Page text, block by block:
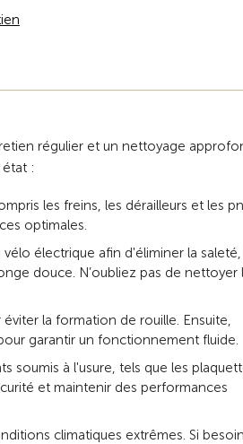
régulier et un nettoyage
:
les freins, les dérailleurs et les
optimales.
électrique afin d'éliminer la saleté,
douce. N’oubliez pas de nettoyer
la formation de rouille. Ensuite,
garantir un fonctionnement fluide.
soumis à l'usure, tels que les
et maintenir des performances
climatiques extrêmes. Si